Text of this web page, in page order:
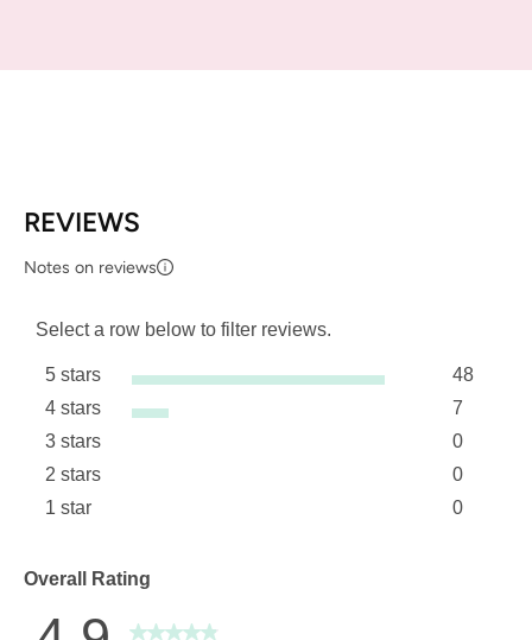
REVIEWS
Notes on reviews
Select a row below to filter reviews.
5 stars stars
48
48
4 stars stars
7
7
3 stars
0
0
2 stars
0
0
1 star
0
Overall Rating